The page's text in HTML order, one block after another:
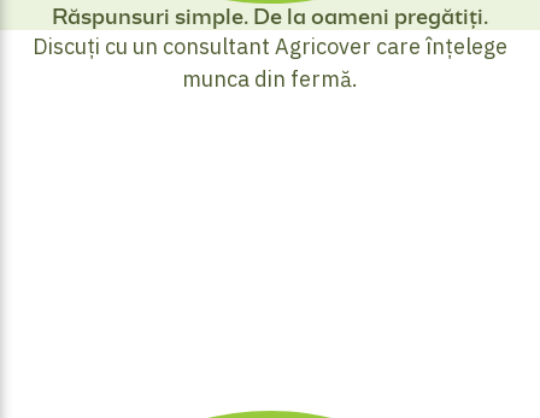
Răspunsuri simple. De la oameni pregătiți.
Discuți cu un consultant Agricover care înțelege
munca din fermă.